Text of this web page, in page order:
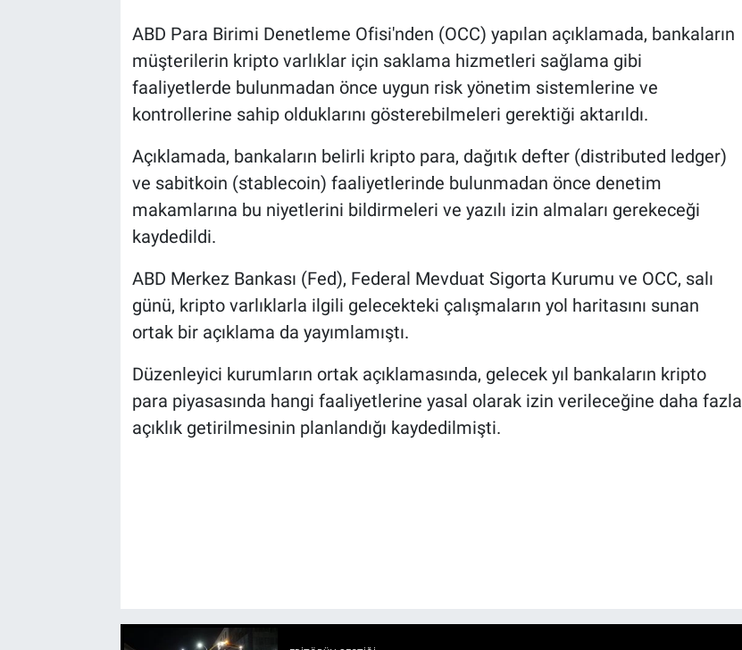
ABD Para Birimi Denetleme Ofisi'nden (OCC) yapılan açıklamada, bankaların
müşterilerin kripto varlıklar için saklama hizmetleri sağlama gibi
faaliyetlerde bulunmadan önce uygun risk yönetim sistemlerine ve
kontrollerine sahip olduklarını gösterebilmeleri gerektiği aktarıldı.
Açıklamada, bankaların belirli kripto para, dağıtık defter (distributed ledger)
ve sabitkoin (stablecoin) faaliyetlerinde bulunmadan önce denetim
makamlarına bu niyetlerini bildirmeleri ve yazılı izin almaları gerekeceği
kaydedildi.
ABD Merkez Bankası (Fed), Federal Mevduat Sigorta Kurumu ve OCC, salı
günü, kripto varlıklarla ilgili gelecekteki çalışmaların yol haritasını sunan
ortak bir açıklama da yayımlamıştı.
Düzenleyici kurumların ortak açıklamasında, gelecek yıl bankaların kripto
para piyasasında hangi faaliyetlerine yasal olarak izin verileceğine daha fazla
açıklık getirilmesinin planlandığı kaydedilmişti.